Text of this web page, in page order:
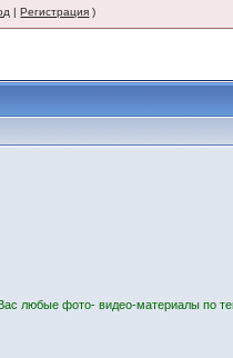
|Регистрация )
любые фото- видео-материалы по